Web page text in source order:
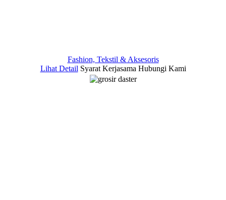
Fashion, Tekstil & Aksesoris
Lihat Detail Syarat Kerjasama Hubungi Kami